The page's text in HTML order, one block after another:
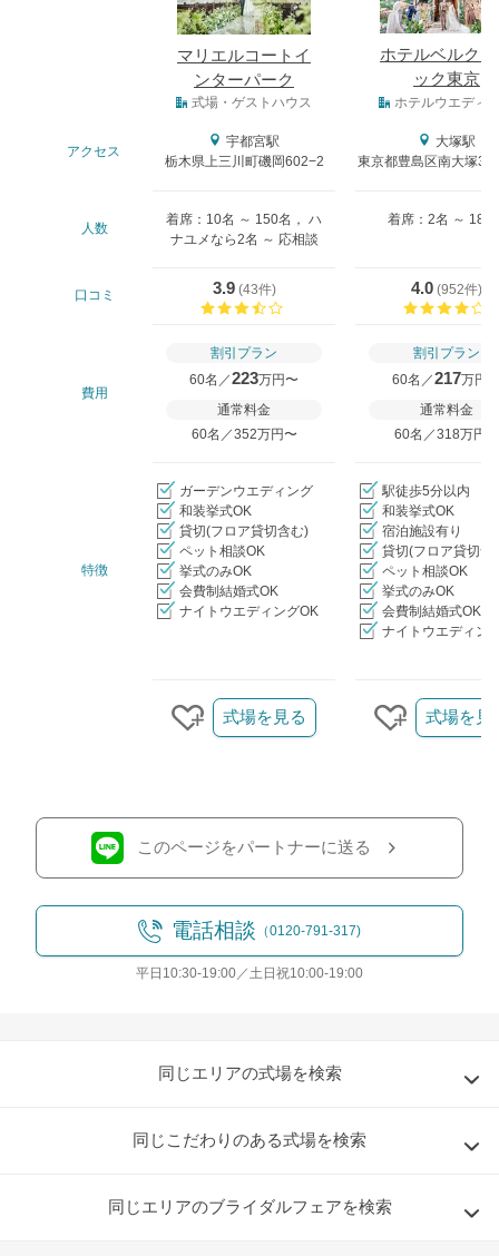
マリエルコートイ
ンターパーク
ホテルベルク
ック東京
式場・ゲストハウス ホテルウエディ
アクセス
宇都宮駅
栃木県上三川町磯岡602−2
大塚駅
東京都豊島区南大塚3
人数
着席：10名 ～ 150名， ハ
ナユメなら2名 ～ 応相談
着席：2名 ～ 180
口コミ 3.9(43件)
4.0 (952件)
費用
割引プラン
60名／223万円〜
通常料金
60名／352万円〜
割引プラン
60名／217万円
通常料金
60名／318万円〜
特徴
ガーデンウエディング
和装挙式OK
貸切(フロア貸切含む)
ペット相談OK
挙式のみOK
会費制結婚式OK
ナイトウエディングOK
駅徒歩5分以内
和装挙式OK
宿泊施設有り
貸切(フロア貸切含
ペット相談OK
挙式のみOK
会費制結婚式OK
ナイトウエディン
クリップする
式場を見る
クリップす
式場を見
このページをパートナーに送る
電話相談 （0120-791-317)
平日10:30-19:00／土日祝10:00-19:00
同じエリアの式場を検索
同じこだわりのある式場を検索
同じエリアのブライダルフェアを検索